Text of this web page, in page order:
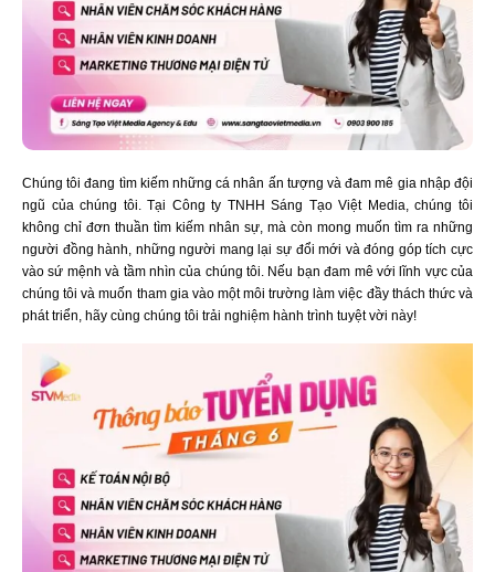
Chúng tôi đang tìm kiếm những cá nhân ấn tượng và đam mê gia nhập đội
ngũ của chúng tôi. Tại Công ty TNHH Sáng Tạo Việt Media, chúng tôi
không chỉ đơn thuần tìm kiếm nhân sự, mà còn mong muốn tìm ra những
người đồng hành, những người mang lại sự đổi mới và đóng góp tích cực
vào sứ mệnh và tầm nhìn của chúng tôi. Nếu bạn đam mê với lĩnh vực của
chúng tôi và muốn tham gia vào một môi trường làm việc đầy thách thức và
phát triển, hãy cùng chúng tôi trải nghiệm hành trình tuyệt vời này!